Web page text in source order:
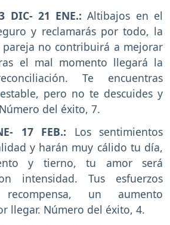
DIC- 21 ENE.:Altibajos en el
y reclamarás por todo, la
no contribuirá a mejorar
el mal momento llegará la
Te encuentras
pero no te descuides y
del éxito, 7.
17 FEB.: Los sentimientos
y harán muy cálido tu día,
y tierno, tu amor será
intensidad. Tus esfuerzos
un aumento
llegar. Número del éxito, 4.